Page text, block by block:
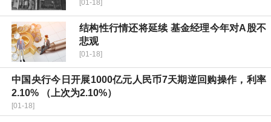
[01-18]
结构性行情还将延续 基金经理今年对A股不
悲观
[01-18]
中国央行今日开展1000亿元人民币7天期逆回购操作，利率
2.10% （上次为2.10%）
[01-18]